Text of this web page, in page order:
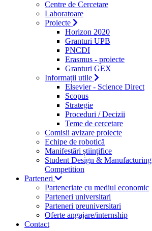
Centre de Cercetare
Laboratoare
Proiecte
Horizon 2020
Granturi UPB
PNCDI
Erasmus - proiecte
Granturi GEX
Informații utile
Elsevier - Science Direct
Scopus
Strategie
Proceduri / Decizii
Teme de cercetare
Comisii avizare proiecte
Echipe de robotică
Manifestări științifice
Student Design & Manufacturing
Competition
Parteneri
Parteneriate cu mediul economic
Parteneri universitari
Parteneri preuniversitari
Oferte angajare/internship
Contact